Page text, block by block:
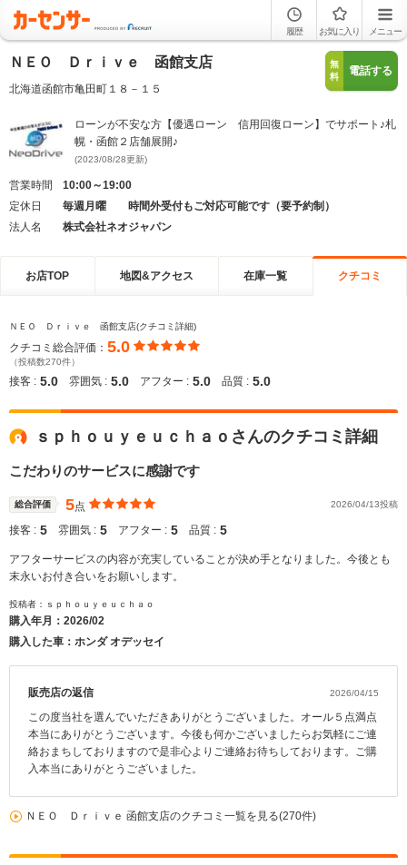
履歴 お気に入り メニュー
ＮＥＯ Ｄｒｉｖｅ 函館支店
北海道函館市亀田町１８－１５
無
料
電話する
ローンが不安な方【優遇ローン 信用回復ローン】でサポート♪札
幌・函館２店舗展開♪
(2023/08/28更新)
営業時間
10:00～19:00
定休日
毎週月曜 時間外受付もご対応可能です（要予約制）
法人名
株式会社ネオジャパン
お店TOP 地図&アクセス 在庫一覧 クチコミ
ＮＥＯ Ｄｒｉｖｅ 函館支店(クチコミ詳細)
クチコミ総合評価： 5.0
（投稿数270件）
接客 : 5.0 雰囲気 : 5.0 アフター : 5.0 品質 : 5.0
ｓｐｈｏｕｙｅｕｃｈａｏさんのクチコミ詳細
こだわりのサービスに感謝です
総合評価 5点 2026/04/13投稿
接客 : 5 雰囲気 : 5 アフター : 5 品質 : 5
アフターサービスの内容が充実していることが決め手となりました。今後とも
末永いお付き合いをお願いします。
投稿者：ｓｐｈｏｕｙｅｕｃｈａｏ
購入年月： 2026/02
購入した車：ホンダ オデッセイ
販売店の返信 2026/04/15
この度当社を選んでいただきありがとうございました。オール５点満点
本当にありがとうございます。今後も何かございましたらお気軽にご連
絡おまちしておりますので是非心よりご連絡お待ちしております。ご購
入本当にありがとうございました。
ＮＥＯ Ｄｒｉｖｅ 函館支店のクチコミ一覧を見る(270件)